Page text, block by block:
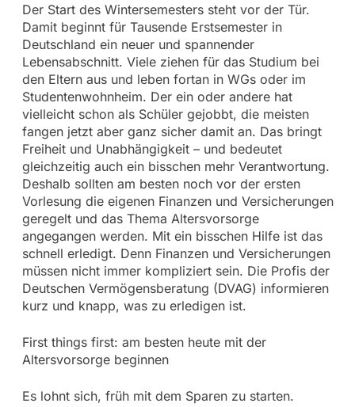
Der Start des Wintersemesters steht vor der Tür.
Damit beginnt für Tausende Erstsemester in
Deutschland ein neuer und spannender
Lebensabschnitt. Viele ziehen für das Studium bei
den Eltern aus und leben fortan in WGs oder im
Studentenwohnheim. Der ein oder andere hat
vielleicht schon als Schüler gejobbt, die meisten
fangen jetzt aber ganz sicher damit an. Das bringt
Freiheit und Unabhängigkeit – und bedeutet
gleichzeitig auch ein bisschen mehr Verantwortung.
Deshalb sollten am besten noch vor der ersten
Vorlesung die eigenen Finanzen und Versicherungen
geregelt und das Thema Altersvorsorge
angegangen werden. Mit ein bisschen Hilfe ist das
schnell erledigt. Denn Finanzen und Versicherungen
müssen nicht immer kompliziert sein. Die Profis der
Deutschen Vermögensberatung (DVAG) informieren
kurz und knapp, was zu erledigen ist.
First things first: am besten heute mit der
Altersvorsorge beginnen
Es lohnt sich, früh mit dem Sparen zu starten.